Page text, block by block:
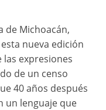
de Michoacán,
nueva edición
expresiones
de un censo
40 años después
un lenguaje que